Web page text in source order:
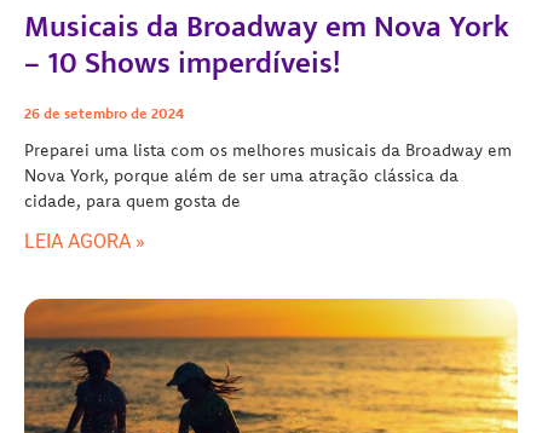
Musicais da Broadway em Nova York
– 10 Shows imperdíveis!
26 de setembro de 2024
Preparei uma lista com os melhores musicais da Broadway em
Nova York, porque além de ser uma atração clássica da
cidade, para quem gosta de
LEIA AGORA »